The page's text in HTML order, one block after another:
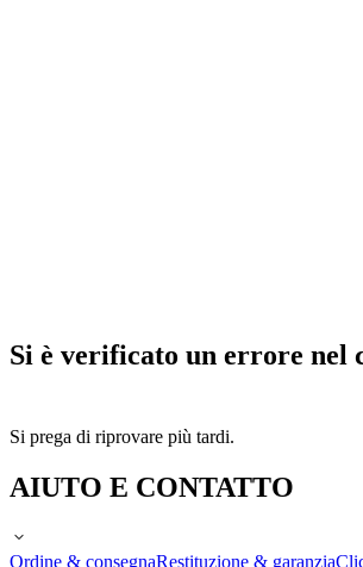
Si è verificato un errore nel
Si prega di riprovare più tardi.
AIUTO E CONTATTO
Ordine & consegnaRestituzione & garanzia